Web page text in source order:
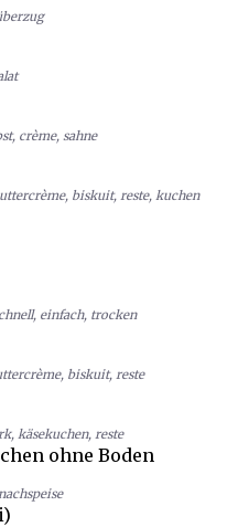
, crème, sahne
, biskuit, reste, kuchen
, einfach, trocken
, biskuit, reste
, käsekuchen, reste
ohne Boden